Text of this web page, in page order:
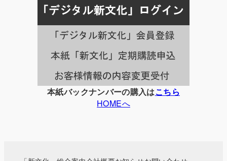
事
一
覧
本紙バックナンバーの購入はこちら
HOMEへ